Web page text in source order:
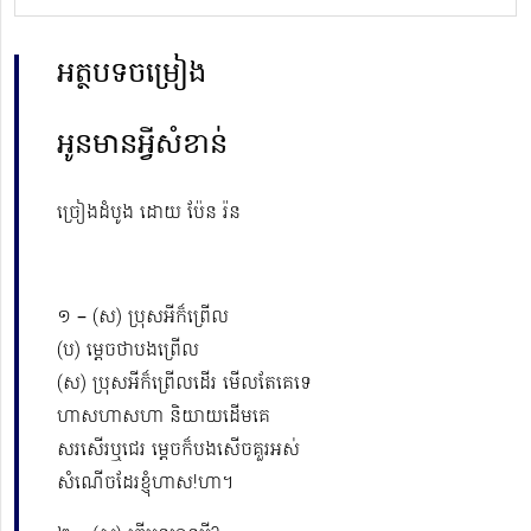
អត្ថបទចម្រៀង
អូនមានអ្វីសំខាន់
ច្រៀងដំបូង ដោយ ប៉ែន រ៉ន
១ – (ស) ប្រុសអីក៏ព្រើល
(ប) ម្តេចថាបងព្រើល
(ស) ប្រុសអីក៏ព្រើលដើរ មើលតែគេទេ
ហាសហាសហា និយាយដើមគេ
សរសើរឬជេរ ម្តេចក៏បងសើចគួរអស់
សំណើចដែរខ្ញុំហាស!ហា។